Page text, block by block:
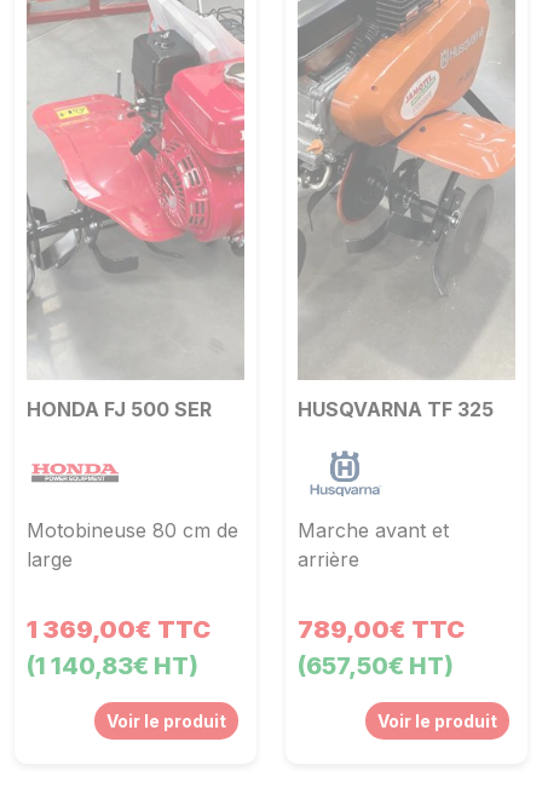
HONDA FJ 500 SER
Motobineuse 80 cm de
large
1 369,00€ TTC
(1 140,83€ HT)
Voir le produit
HUSQVARNA TF 325
Marche avant et
arrière
789,00€ TTC
(657,50€ HT)
Voir le produit